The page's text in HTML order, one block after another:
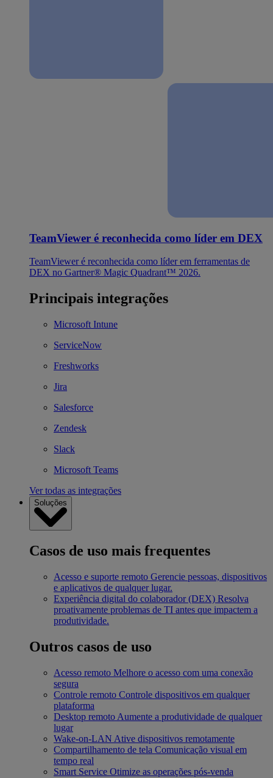
TeamViewer é reconhecida como líder em DEX
TeamViewer é reconhecida como líder em ferramentas de
DEX no Gartner® Magic Quadrant™ 2026.
Principais integrações
Microsoft Intune
ServiceNow
Freshworks
Jira
Salesforce
Zendesk
Slack
Microsoft Teams
Ver todas as integrações
Soluções
Casos de uso mais frequentes
Acesso e suporte remoto Gerencie pessoas, dispositivos
e aplicativos de qualquer lugar.
Experiência digital do colaborador (DEX) Resolva
proativamente problemas de TI antes que impactem a
produtividade.
Outros casos de uso
Acesso remoto Melhore o acesso com uma conexão
segura
Controle remoto Controle dispositivos em qualquer
plataforma
Desktop remoto Aumente a produtividade de qualquer
lugar
Wake-on-LAN Ative dispositivos remotamente
Compartilhamento de tela Comunicação visual em
tempo real
Smart Service Otimize as operações pós-venda